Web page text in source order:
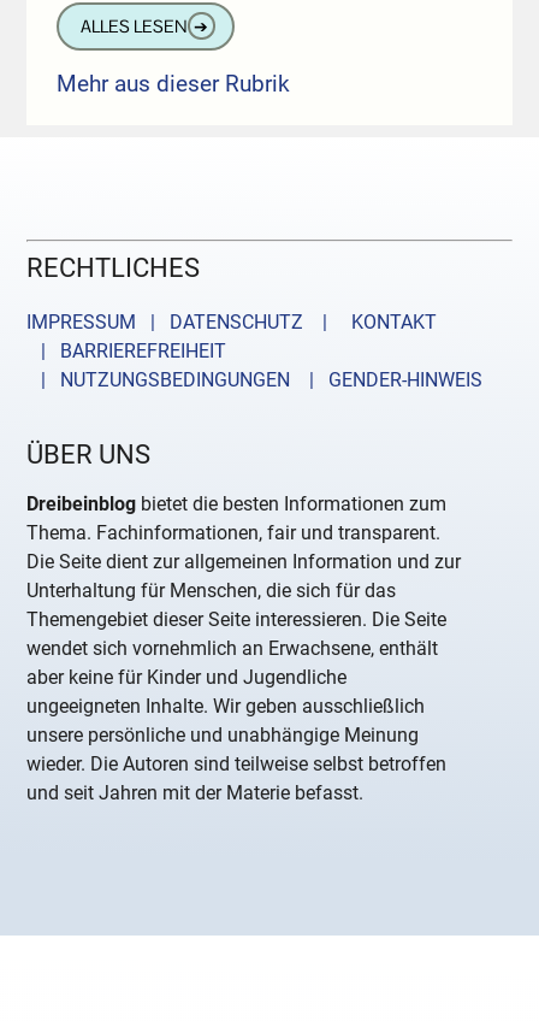
ALLES LESEN ➔
Mehr aus dieser Rubrik
RECHTLICHES
IMPRESSUM | DATENSCHUTZ |
KONTAKT
| BARRIEREFREIHEIT
| NUTZUNGSBEDINGUNGEN
| GENDER-HINWEIS
ÜBER UNS
Dreibeinblog bietet die besten Informationen zum
Thema. Fachinformationen, fair und transparent.
Die Seite dient zur allgemeinen Information und zur
Unterhaltung für Menschen, die sich für das
Themengebiet dieser Seite interessieren. Die Seite
wendet sich vornehmlich an Erwachsene, enthält
aber keine für Kinder und Jugendliche
ungeeigneten Inhalte. Wir geben ausschließlich
unsere persönliche und unabhängige Meinung
wieder. Die Autoren sind teilweise selbst betroffen
und seit Jahren mit der Materie befasst.